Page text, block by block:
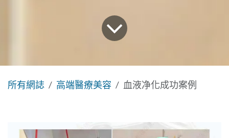
所有網誌 高端醫療美容 血液净化成功案例